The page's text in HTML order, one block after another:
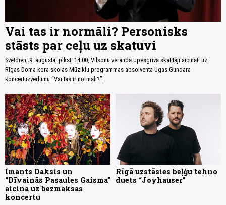
Vai tas ir normāli? Personisks
stāsts par ceļu uz skatuvi
Svētdien, 9. augustā, plkst. 14.00, Vilsonu verandā Upesgrīvā skatītāji aicināti uz
Rīgas Doma kora skolas Mūziklu programmas absolventa Ugas Gundara
koncertuzvedumu “Vai tas ir normāli?”.
Imants Daksis un
“Dīvainās Pasaules Gaisma”
aicina uz bezmaksas
koncertu
Rīgā uzstāsies beļģu tehno
duets “Joyhauser”